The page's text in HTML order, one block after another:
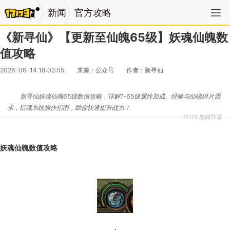
新闻 官方攻略
《新寻仙》【更新至仙魄65级】妖魂仙魄数
值攻略
2026-06-14 18:02:05 来源：公众号 作者：新寻仙
17173 新闻导语
新寻仙妖魂仙魄65级数值攻略，详解1-65级属性加成、经验与仙魄碎片需
求，猎魂系统操作指南，助你快速提升战力！
妖魂仙魄数值攻略